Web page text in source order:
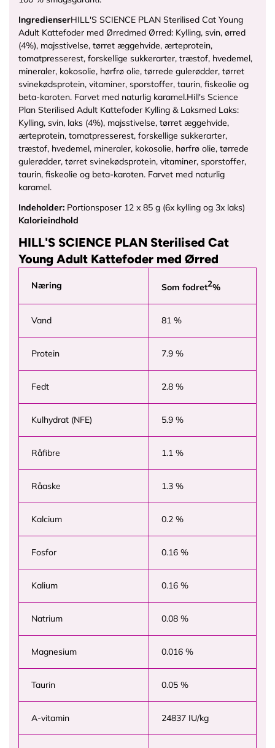
IngredienserHILL'S SCIENCE PLAN Sterilised Cat Young
Adult Kattefoder med Ørredmed Ørred: Kylling, svin, ørred
(4%), majsstivelse, tørret æggehvide, ærteprotein,
tomatpresserest, forskellige sukkerarter, træstof, hvedemel,
mineraler, kokosolie, hørfrø olie, tørrede gulerødder, tørret
svinekødsprotein, vitaminer, sporstoffer, taurin, fiskeolie og
beta-karoten. Farvet med naturlig karamel.Hill's Science
Plan Sterilised Adult Kattefoder Kylling & Laksmed Laks:
Kylling, svin, laks (4%), majsstivelse, tørret æggehvide,
ærteprotein, tomatpresserest, forskellige sukkerarter,
træstof, hvedemel, mineraler, kokosolie, hørfrø olie, tørrede
gulerødder, tørret svinekødsprotein, vitaminer, sporstoffer,
taurin, fiskeolie og beta-karoten. Farvet med naturlig
karamel.
Indeholder: Portionsposer 12 x 85 g (6x kylling og 3x laks)
Kalorieindhold
HILL'S SCIENCE PLAN Sterilised Cat
Young Adult Kattefoder med Ørred
Næring Som fodret2%
Vand 81 %
Protein 7.9 %
Fedt 2.8 %
Kulhydrat (NFE) 5.9 %
Råfibre 1.1 %
Råaske 1.3 %
Kalcium 0.2 %
Fosfor 0.16 %
Kalium 0.16 %
Natrium 0.08 %
Magnesium 0.016 %
Taurin 0.05 %
A-vitamin 24837 IU/kg